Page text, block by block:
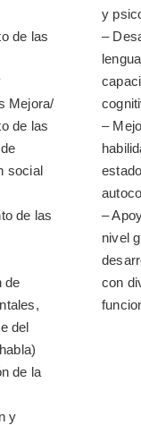
de las
Mejora/
de las
social
de las
de
del
de la
y
y
–
–
–
nivel
con